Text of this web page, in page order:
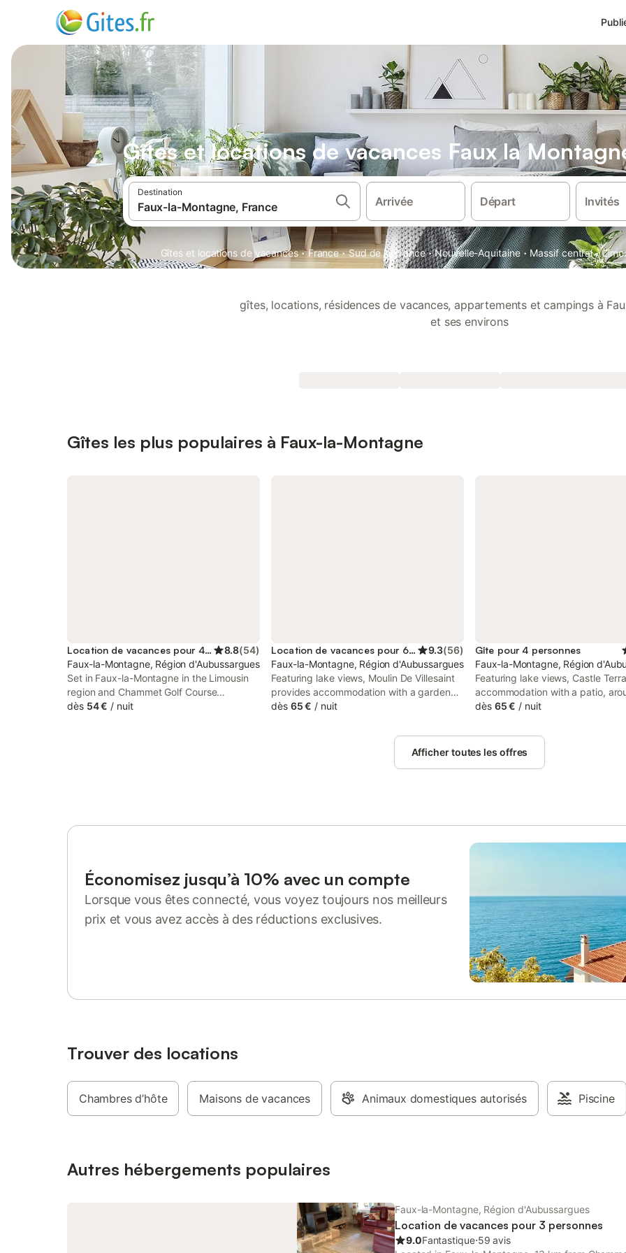
Gîtes et locations de vacances Faux la
Destination
Arrivée Départ Invités
Gîtes et locations de vacances · France · Sud de la France · Nouvelle-Aquitaine · Massif central ·
gîtes, locations, résidences de vacances, appartements et campings à
et ses environs
Gîtes les plus populaires à Faux-la-Montagne
Location de vacances pour 4 personnes 8.8(54)
Faux-la-Montagne, Région d'Aubussargues
Set in Faux-la-Montagne in the Limousin
region and Chammet Golf Course
reachable within 17 km, Gîte Jardin -
dès 54 € / nuit
Location de vacances pour 6 personnes 9.3(56)
Faux-la-Montagne, Région d'Aubussargues
Featuring lake views, Moulin De Villesaint
provides accommodation with a garden
and a patio, around 13 km from Chammet
dès 65 € / nuit
Gîte pour 4 personnes
Faux-la-Montagne, Région
Featuring lake views, Castle
accommodation with a patio,
km from Chammet Golf Course.
private parking and free WiFi.
dès 65 € / nuit
Afficher toutes les offres
Économisez jusqu’à 10% avec un compte
Lorsque vous êtes connecté, vous voyez toujours nos meilleurs
prix et vous avez accès à des réductions exclusives.
Trouver des locations
Chambres d’hôte Maisons de vacances Animaux domestiques autorisés Piscine
Autres hébergements populaires
Faux-la-Montagne, Région d'Aubussargues
Location de vacances pour 3 personnes
9.0Fantastique⋅59 avis